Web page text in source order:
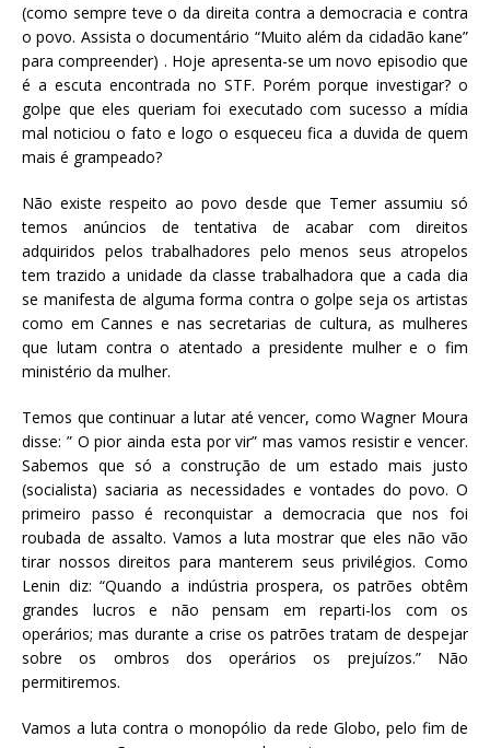
(como sempre teve o da direita contra a democracia e contra
o povo. Assista o documentário “Muito além da cidadão kane”
para compreender) . Hoje apresenta-se um novo episodio que
é a escuta encontrada no STF. Porém porque investigar? o
golpe que eles queriam foi executado com sucesso a mídia
mal noticiou o fato e logo o esqueceu fica a duvida de quem
mais é grampeado?
Não existe respeito ao povo desde que Temer assumiu só
temos anúncios de tentativa de acabar com direitos
adquiridos pelos trabalhadores pelo menos seus atropelos
tem trazido a unidade da classe trabalhadora que a cada dia
se manifesta de alguma forma contra o golpe seja os artistas
como em Cannes e nas secretarias de cultura, as mulheres
que lutam contra o atentado a presidente mulher e o fim
ministério da mulher.
Temos que continuar a lutar até vencer, como Wagner Moura
disse: ” O pior ainda esta por vir” mas vamos resistir e vencer.
Sabemos que só a construção de um estado mais justo
(socialista) saciaria as necessidades e vontades do povo. O
primeiro passo é reconquistar a democracia que nos foi
roubada de assalto. Vamos a luta mostrar que eles não vão
tirar nossos direitos para manterem seus privilégios. Como
Lenin diz: “Quando a indústria prospera, os patrões obtêm
grandes lucros e não pensam em reparti-los com os
operários; mas durante a crise os patrões tratam de despejar
sobre os ombros dos operários os prejuízos.” Não
permitiremos.
Vamos a luta contra o monopólio da rede Globo, pelo fim de